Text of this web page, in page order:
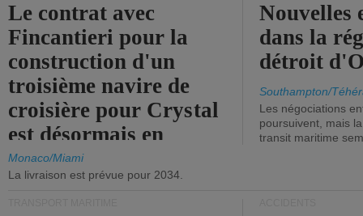
Le contrat avec
Fincantieri pour la
construction d'un
troisième navire de
croisière pour Crystal
est désormais en
vigueur.
Monaco/Miami
La livraison est prévue pour 2034.
Nouvelles
dans la
détroit
Southampton/
Les négociations
poursuivent, mais
transit maritime